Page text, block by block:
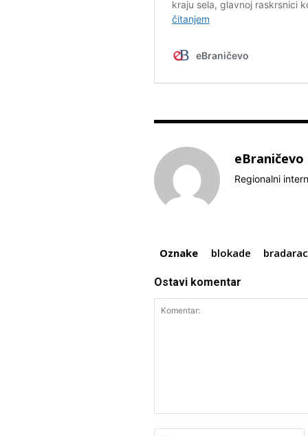
eBraničevo
Regionalni
Oznake blokade bradarac
Ostavi komentar